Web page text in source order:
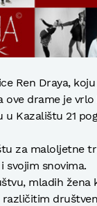
Ren Draya, koju
ove drame je
Kazalištu 21
za maloljetne
svojim snovima.
mladih žena